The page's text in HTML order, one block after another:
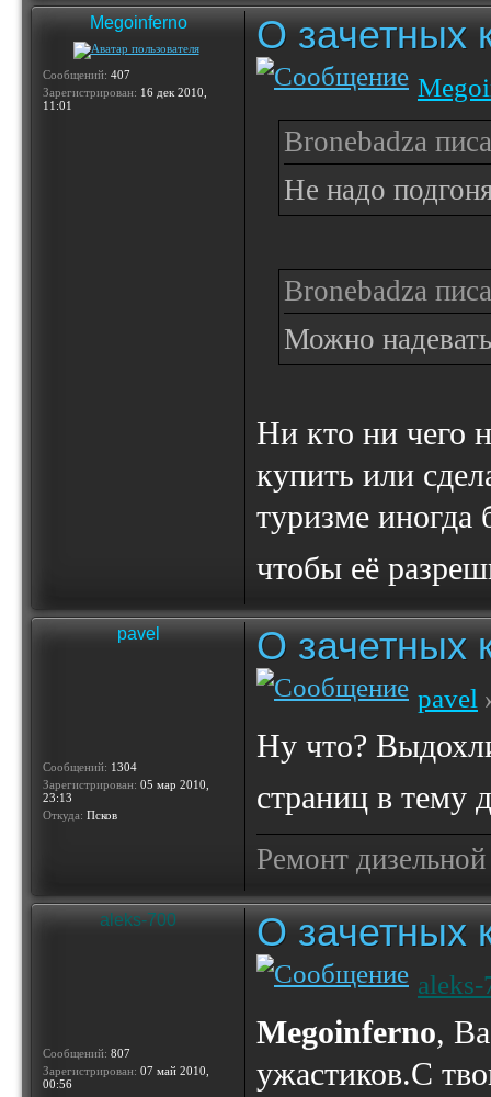
Megoinferno
Сообщений: 407
Зарегистрирован: 16 дек 2010,
11:01
О зачетных
Bronebadza
Не надо
Bronebadza
Можно
Ни кто ни чего
купить или
туризме иногда
чтобы её
pavel
Сообщений: 1304
Зарегистрирован: 05 мар 2010,
23:13
Откуда: Псков
О зачетных
pavel
Ну что?
страниц в тему
Ремонт
aleks-700
Сообщений: 807
Зарегистрирован: 07 май 2010,
00:56
О зачетных
aleks-
Megoinferno,
ужастиков.С